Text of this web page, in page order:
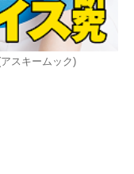
スキームック)